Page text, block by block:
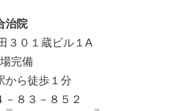
治院
３０１蔵ビル１A
完備
から徒歩１分
８３－８５２